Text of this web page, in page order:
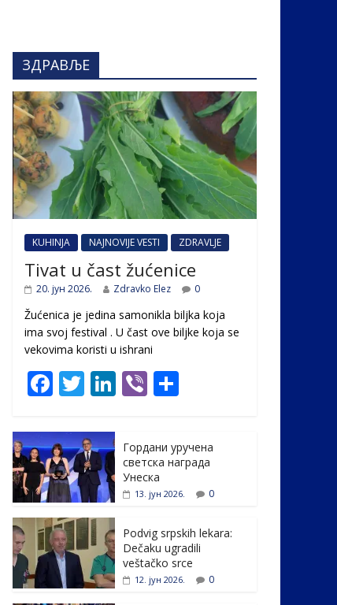
ЗДРАВЉЕ
KUHINJA NAJNOVIJE VESTI ZDRAVLJE
Tivat u čast žućenice
20. јун 2026. Zdravko Elez 0
Žućenica je jedina samonikla biljka koja
ima svoj festival . U čast ovе biljke koja se
vekovima koristi u ishrani
F
e
b
o
o
k
T
itt
er
Li
e
dI
n
Vi
e
Гордани уручена
светска награда
Унеска
13. јун 2026. 0
Podvig srpskih lekara:
Dečaku ugradili
veštačko srce
12. јун 2026. 0